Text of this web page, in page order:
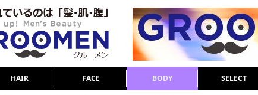
HAIR FACE BODY SELECT